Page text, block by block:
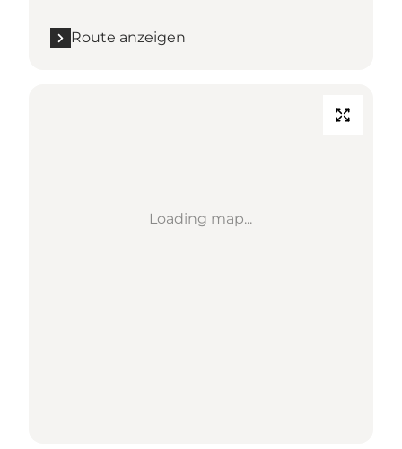
Route anzeigen
Loading map...